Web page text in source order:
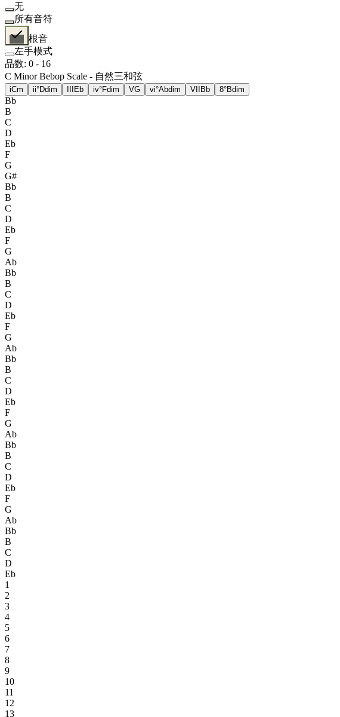
无
所有音符
根音
左手模式
品数: 0 - 16
C Minor Bebop Scale - 自然三和弦
iCm ii°Ddim Eb iv°Fdim VG vi°Abdim VII Bb 8°Bdim
Bb
B
C
D
Eb
F
G
G#
Bb
B
C
D
Eb
F
G
Ab
Bb
B
C
D
Eb
F
G
Ab
Bb
B
C
D
Eb
F
G
Ab
Bb
B
C
D
Eb
F
G
Ab
Bb
B
C
D
Eb
1
2
3
4
5
6
7
8
9
10
11
12
13